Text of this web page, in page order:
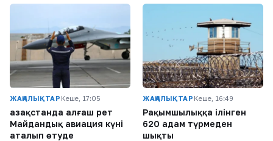
ЖАҢАЛЫҚТАР Кеше, 17:05
Қазақстанда алғаш рет
Майдандық авиация күні
аталып өтуде
ЖАҢАЛЫҚТАР Кеше, 16:49
Рақымшылыққа ілінген
620 адам түрмеден
шықты